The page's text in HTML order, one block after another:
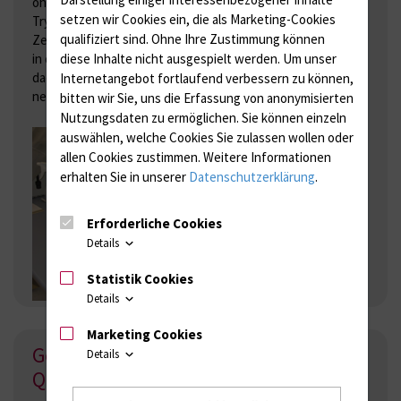
Trypanblau möglich, wodurch zusätzlich die Qualität der
Zellen beurteilt werden kann. Darüber hinaus ist das Gerät
in der Lage, Zellaggregate zu quantifizieren und ermöglicht
dadurch auch die Messung von Zellen die zu Verklumpungen
neigen.
Gerät 2: Real-Time PCR System
QuantStudio 3
setzen wir Cookies ein, die als Marketing-Cookies
qualifiziert sind. Ohne Ihre Zustimmung können
diese Inhalte nicht ausgespielt werden. Um unser
Internetangebot fortlaufend verbessern zu können,
bitten wir Sie, uns die Erfassung von anonymisierten
Nutzungsdaten zu ermöglichen. Sie können einzeln
auswählen, welche Cookies Sie zulassen wollen oder
allen Cookies zustimmen. Weitere Informationen
erhalten Sie in unserer Datenschutzerklärung.
Erforderliche Cookies
Details
Statistik Cookies
Details
Marketing Cookies
Details